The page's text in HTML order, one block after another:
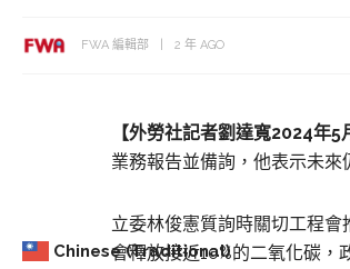
Chinese (Traditional)
FWA 編輯部 2 年 AGO
【外勞社記者劉達寬2024年5
業務報告並備詢，他表示未來
立委林俊憲質詢時關切工程
會釋放接近10%的二氧化碳，